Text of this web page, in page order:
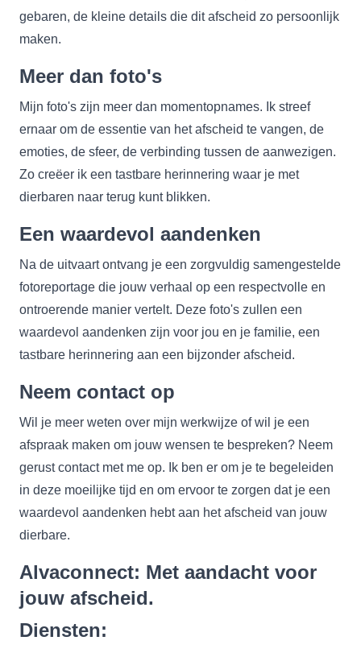
gebaren, de kleine details die dit afscheid zo persoonlijk
maken.
Meer dan foto's
Mijn foto's zijn meer dan momentopnames. Ik streef
ernaar om de essentie van het afscheid te vangen, de
emoties, de sfeer, de verbinding tussen de aanwezigen.
Zo creëer ik een tastbare herinnering waar je met
dierbaren naar terug kunt blikken.
Een waardevol aandenken
Na de uitvaart ontvang je een zorgvuldig samengestelde
fotoreportage die jouw verhaal op een respectvolle en
ontroerende manier vertelt. Deze foto's zullen een
waardevol aandenken zijn voor jou en je familie, een
tastbare herinnering aan een bijzonder afscheid.
Neem contact op
Wil je meer weten over mijn werkwijze of wil je een
afspraak maken om jouw wensen te bespreken? Neem
gerust contact met me op. Ik ben er om je te begeleiden
in deze moeilijke tijd en om ervoor te zorgen dat je een
waardevol aandenken hebt aan het afscheid van jouw
dierbare.
Alvaconnect: Met aandacht voor
jouw afscheid.
Diensten: